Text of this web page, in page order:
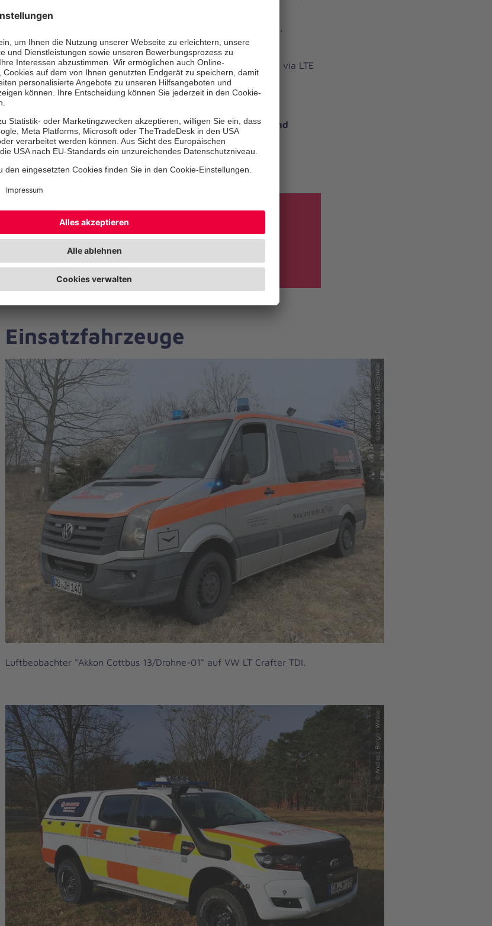
Foto- und Videoaufnahmen bis 4K,
Live-Stream der Bilder und Videoaufnahmen via LTE
an Leitstellen und Einsatzleitwagen.
(SchnellEinsatzGruppe) Führung des Brand- und
Katastrophenschutzes der Stadt Cottbus.
Downloadtipp: Flyer mit Infos zu den
vorgehaltenen Drohnentypen und
Alarmierung
.
Einsatzfahrzeuge
© Izabela Debska-Rosemeier
Luftbeobachter "Akkon Cottbus 13/Drohne-01" auf VW LT Crafter TDI.
© Andreas Berger-Winkler